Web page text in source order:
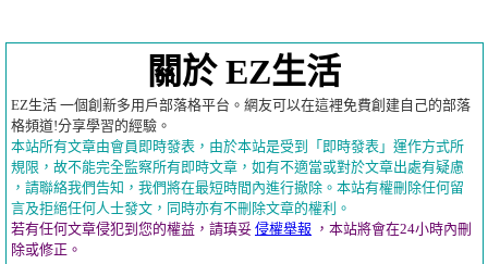
關於 EZ生活
EZ生活 一個創新多用戶部落格平台。網友可以在這裡免費創建自己的部落
格頻道!分享學習的經驗。
本站所有文章由會員即時發表，由於本站是受到「即時發表」運作方式所
規限，故不能完全監察所有即時文章，如有不適當或對於文章出處有疑慮
，請聯絡我們告知，我們將在最短時間內進行撤除。本站有權刪除任何留
言及拒絕任何人士發文，同時亦有不刪除文章的權利。
若有任何文章侵犯到您的權益，請瑱妥 侵權舉報 ，本站將會在24小時內刪
除或修正。